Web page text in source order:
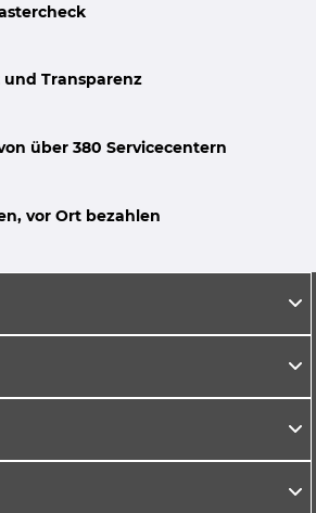
und Transparenz
über 380 Servicecentern
vor Ort bezahlen